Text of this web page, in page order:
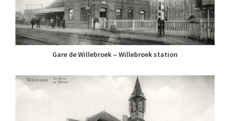
Gare de Willebroek – Willebroek station